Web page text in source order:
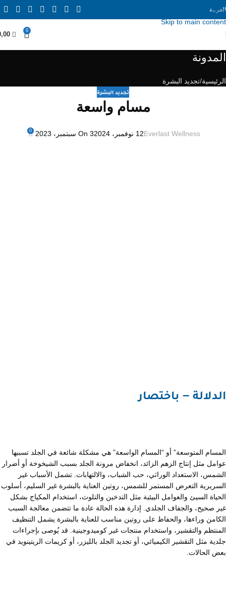
Skip to navigation
Skip to main content
العربية
0
المدونة
الرئيسية تجديد البشرة
تجديد البشرة
مسام واسعة
Everlast Wellness12 نوفمبر، 2024 On 3 سبتمبر، 2023 0
الدلالة – باختصار
المسام المتوسعة” أو “المسام الواسعة” هي مشكلة شائعة في الجلد تسببها
عوامل مثل إنتاج الزهم الزائد، انخفاض مرونة الجلد بسبب الشيخوخة أو أضرار
الشمس، الاستعداد الوراثي، حب الشباب، والالتهابات. تشمل الأسباب غير
السريرية التعرض المستمر للشمس، روتين العناية بالبشرة غير السليم، أسلوب
الحياة السيئ والعوامل البيئية مثل التدخين والتلوث، استخدام المكياج بشكل
غير صحيح، والجفاف الجلدي. إدارة هذه الحالة عادة ما تتضمن معالجة السبب
الكامن وراءها، والحفاظ على روتين مناسب للعناية بالبشرة يشمل التنظيف
المنتظم والتقشير، واستخدام منتجات غير كوميدوجينية. قد يُوصى بإجراءات
جلدية مثل التقشير الكيميائي، أو تجديد الجلد بالليزر، أو كريمات الريتينويد في
بعض الحالات.